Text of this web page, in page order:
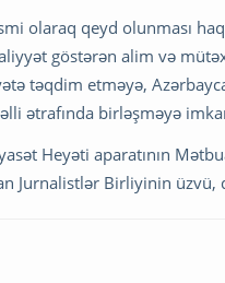
olaraq qeyd olunması
göstərən alim və
təqdim etməyə,
ətrafında birləşməyə
Heyəti aparatının
Jurnalistlər Birliyinin üzvü,